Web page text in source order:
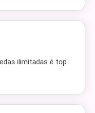
ilimitadas é top